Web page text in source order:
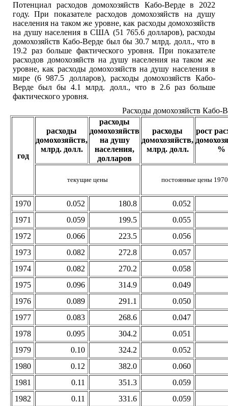
Потенциал расходов домохозяйств Кабо-Верде в 2022
году. При показателе расходов домохозяйств на душу
населения на таком же уровне, как расходы домохозяйств
на душу населения в США (51 765.6 долларов), расходы
домохозяйств Кабо-Верде был бы 30.7 млрд. долл., что в
19.2 раз больше фактического уровня. При показателе
расходов домохозяйств на душу населения на таком же
уровне, как расходы домохозяйств на душу населения в
мире (6 987.5 долларов), расходы домохозяйств Кабо-
Верде был бы 4.1 млрд. долл., что в 2.6 раз больше
фактического уровня.
Расходы домохозяйств Кабо-
год
расходы
домохозяйств,
млрд. долл.
расходы
домохозяйств
на душу
населения,
долларов
расходы
домохозяйств,
млрд. долл.
рост
%
текущие цены постоянные цены 1970
1970 0.052 180.8
0.052
1971
0.059 199.5
0.055
1972
0.066 223.5
0.056
1973
0.082 272.8
0.057
1974
0.082 270.2
0.058
1975
0.096 314.9
0.049
1976
0.089 291.1
0.050
1977
0.083 268.6
0.047
1978
0.095 304.2
0.051
1979
0.10 324.2
0.052
1980
0.12 382.0
0.060
1981
0.11 351.3
0.059
1982
0.11 331.6
0.059